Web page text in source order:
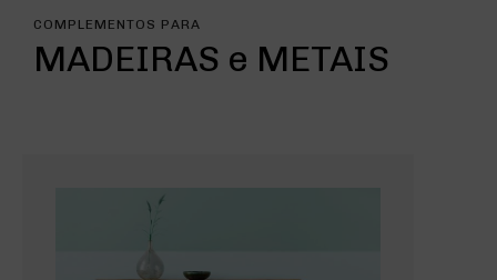
COMPLEMENTOS PARA
MADEIRAS e METAIS